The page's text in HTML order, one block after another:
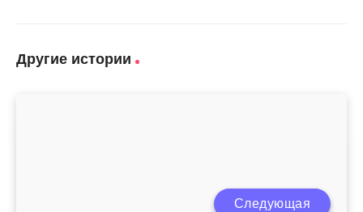
Другие истории
Кормление ребенка грудью Следующая